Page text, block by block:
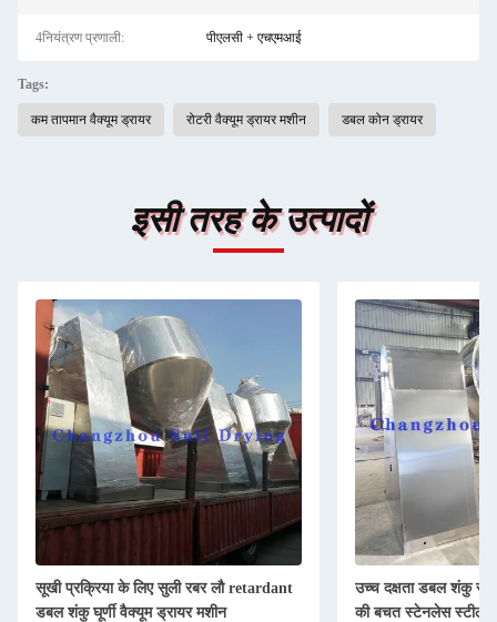
4नियंत्रण प्रणाली: पीएलसी + एचएमआई
Tags:
कम तापमान वैक्यूम ड्रायर रोटरी वैक्यूम ड्रायर मशीन डबल कोन ड्रायर
इसी तरह के उत्पादों
सूखी प्रक्रिया के लिए सुली रबर लौ retardant
डबल शंकु घूर्णी वैक्यूम ड्रायर मशीन
उच्च दक्षता डबल शंकु
की बचत स्टेनलेस स्टील